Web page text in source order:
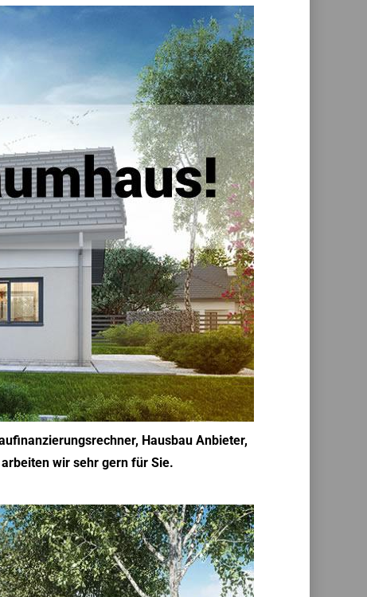
Hausbau Anbieter,
wir sehr gern für Sie.